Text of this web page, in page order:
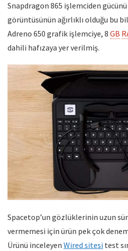
Snapdragon 865 işlemciden
görüntüsünün ağırlıklı olduğu bu
Adreno 650 grafik işlemciye, 8 GB
dahili hafızaya yer verilmiş.
Spacetop’un gözlüklerinin uzun
vermemesi için ürün pek çok
Ürünü inceleyen Wired sitesi test